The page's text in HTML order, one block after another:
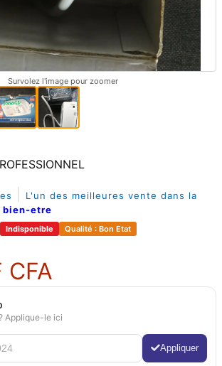
Survolez l'image pour zoomer
L'un des meilleures vente dans la
bien-etre
Indisponible Qualité : Bon Etat
CFA
Applique-le ici
Appliquer